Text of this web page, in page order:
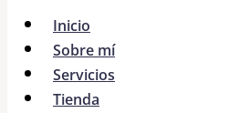
Inicio
Sobre mí
Servicios
Tienda